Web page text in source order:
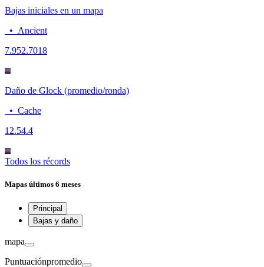
Bajas iniciales en un mapa
• Ancient
7.952.7018
Daño de Glock (promedio/ronda)
• Cache
12.54.4
Todos los récords
Mapas últimos 6 meses
Principal
Bajas y daño
mapa
Puntuaciónpromedio